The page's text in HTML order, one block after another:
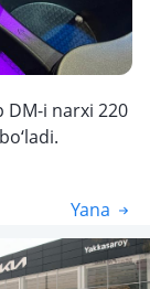
DM-i narxi 220
Yana